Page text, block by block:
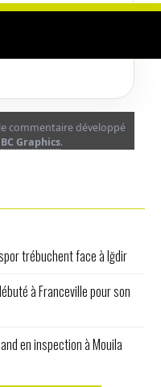
utile, une précision ou
commentaire développé
BC Graphics.
trébuchent face à Iğdir
à Franceville pour son
en inspection à Mouila